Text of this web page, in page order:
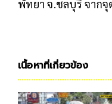
พัทยา จ.ชลบุรี จาก
เนื้อหาที่เกี่ยวข้อง